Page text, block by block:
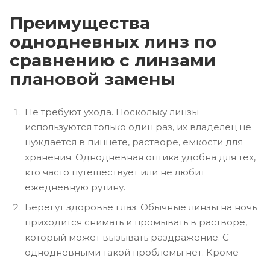
Преимущества
однодневных линз по
сравнению с линзами
плановой замены
Не требуют ухода. Поскольку линзы
используются только один раз, их владелец не
нуждается в пинцете, растворе, емкости для
хранения. Однодневная оптика удобна для тех,
кто часто путешествует или не любит
ежедневную рутину.
Берегут здоровье глаз. Обычные линзы на ночь
приходится снимать и промывать в растворе,
который может вызывать раздражение. С
однодневными такой проблемы нет. Кроме